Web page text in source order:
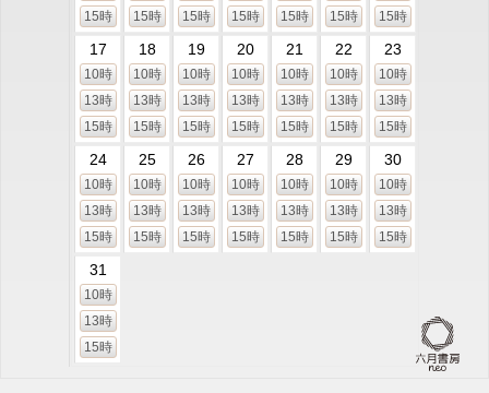
15時
15時
15時
15時
15時
15時
15時
17
10時
13時
15時
18
10時
13時
15時
19
10時
13時
15時
20
10時
13時
15時
21
10時
13時
15時
22
10時
13時
15時
23
10時
13時
15時
24
10時
13時
15時
25
10時
13時
15時
26
10時
13時
15時
27
10時
13時
15時
28
10時
13時
15時
29
10時
13時
15時
30
10時
13時
15時
31
10時
13時
15時